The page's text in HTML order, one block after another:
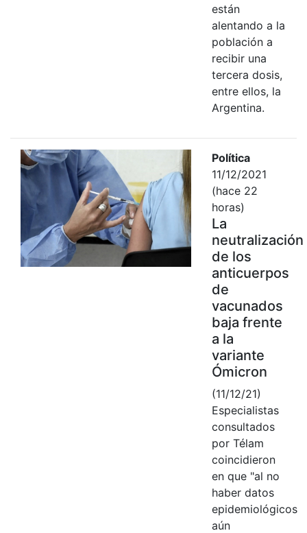
están
alentando a la
población a
recibir una
tercera dosis,
entre ellos, la
Argentina.
Política
11/12/2021
(hace 22
horas)
La
neutralización
de los
anticuerpos
de
vacunados
baja frente
a la
variante
Ómicron
(11/12/21)
Especialistas
consultados
por Télam
coincidieron
en que "al no
haber datos
epidemiológicos
aún